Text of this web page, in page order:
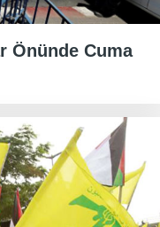
Önünde Cuma